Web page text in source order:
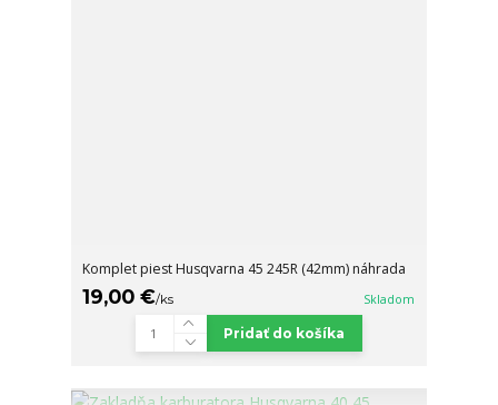
Komplet piest Husqvarna 45 245R (42mm) náhrada
19,00 €/ks Skladom
Pridať do košíka